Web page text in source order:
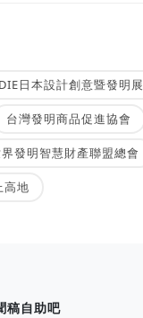
日本設計創意暨發明展
台灣發明商品促進協會
發明智慧財產聯盟總會
高地
稿自助吧